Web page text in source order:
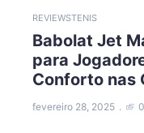
REVIEWSTENIS
Babolat Jet
para
Conforto nas
fevereiro 28, 2025 0